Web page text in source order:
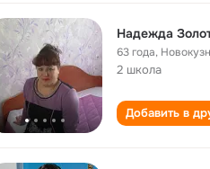
Надежда
63 года,
2 школа
Добавить в